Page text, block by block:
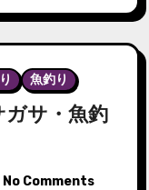
魚釣り
ガサ・魚釣
No Comments